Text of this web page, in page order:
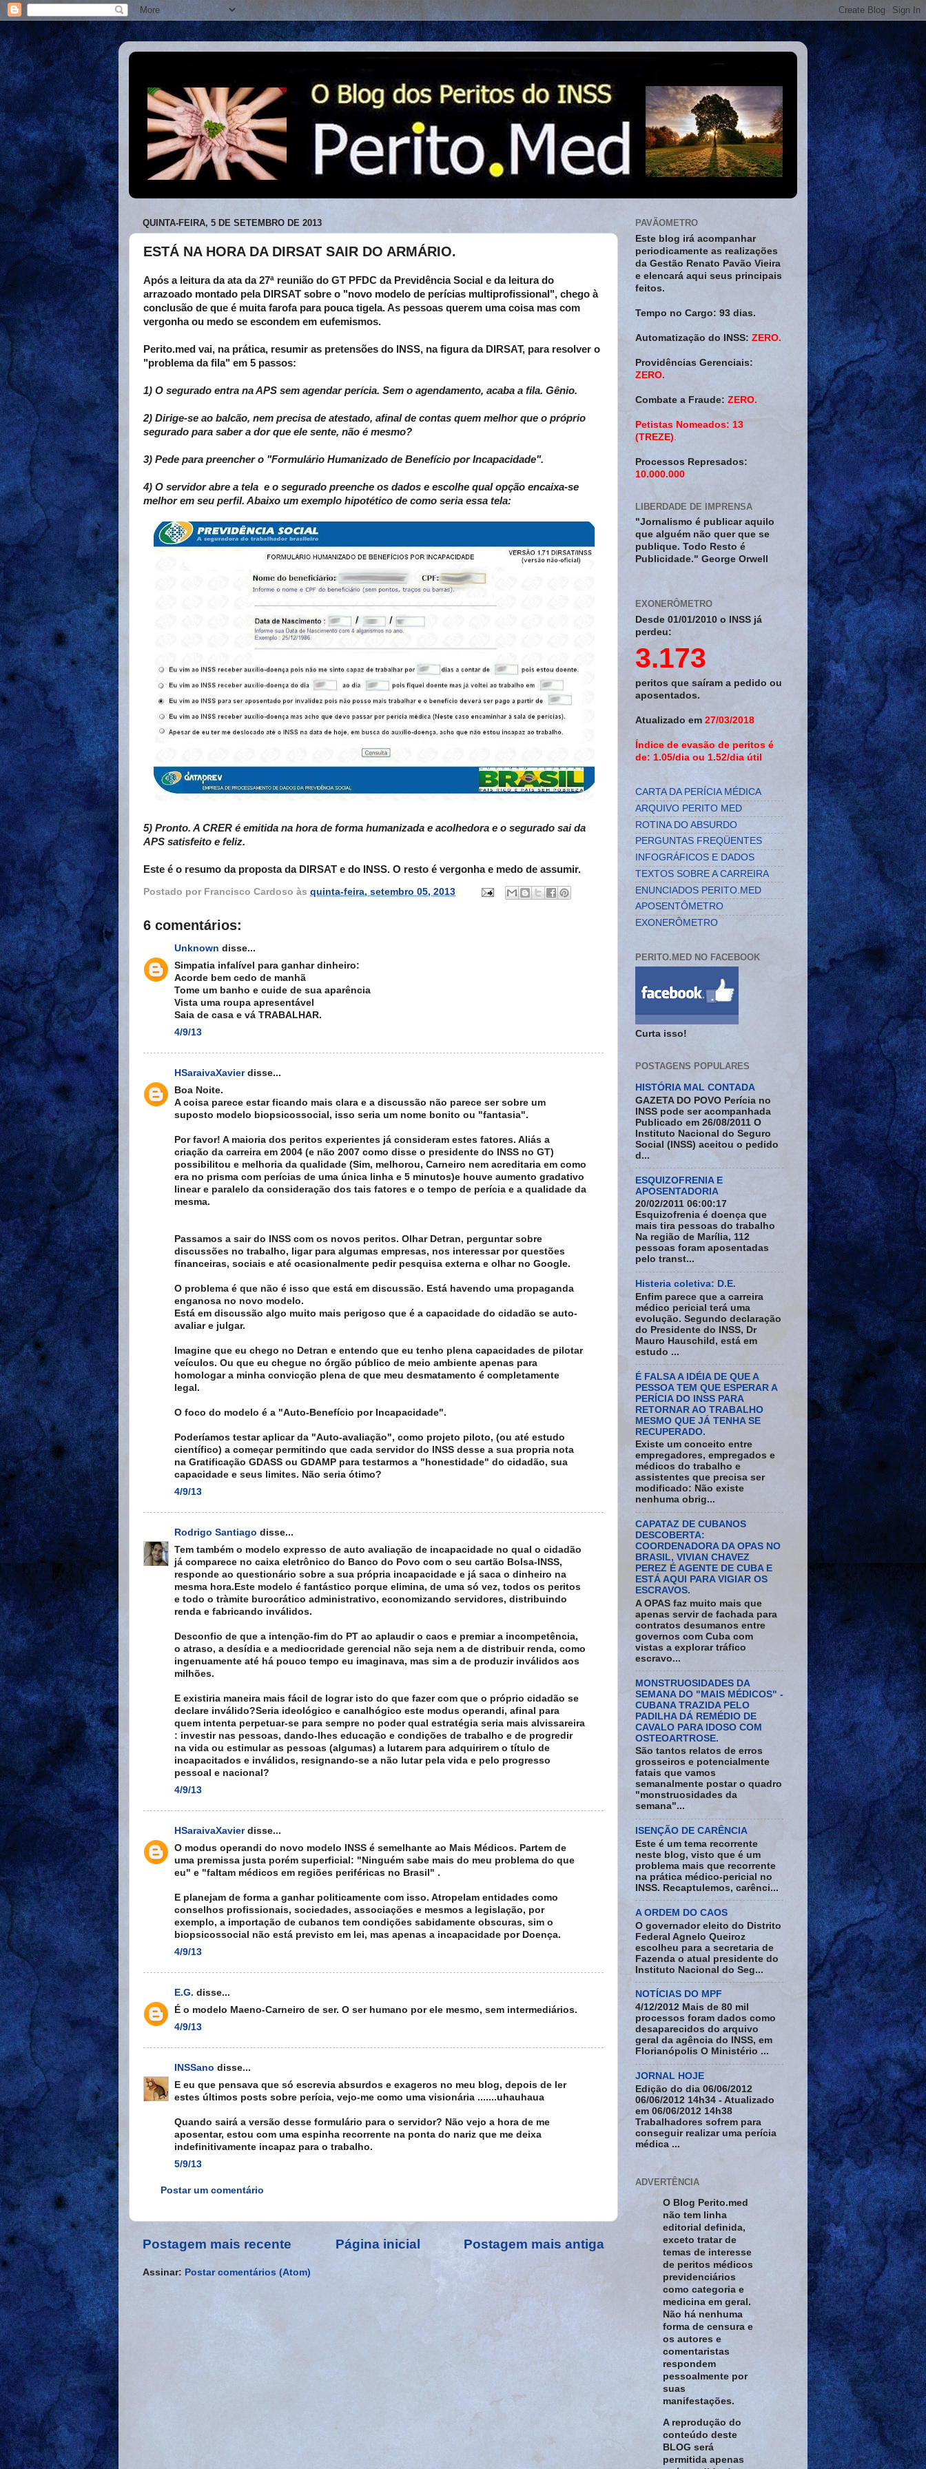
QUINTA-FEIRA, 5 DE SETEMBRO DE 2013
ESTÁ NA HORA DA DIRSAT SAIR DO ARMÁRIO.
Após a leitura da ata da 27ª reunião do GT PFDC da Previdência Social e da leitura do
arrazoado montado pela DIRSAT sobre o "novo modelo de perícias multiprofissional", chego à
conclusão de que é muita farofa para pouca tigela. As pessoas querem uma coisa mas com
vergonha ou medo se escondem em eufemismos.
Perito.med vai, na prática, resumir as pretensões do INSS, na figura da DIRSAT, para resolver o
"problema da fila" em 5 passos:
1) O segurado entra na APS sem agendar perícia. Sem o agendamento, acaba a fila. Gênio.
2) Dirige-se ao balcão, nem precisa de atestado, afinal de contas quem melhor que o próprio
segurado para saber a dor que ele sente, não é mesmo?
3) Pede para preencher o "Formulário Humanizado de Benefício por Incapacidade".
4) O servidor abre a tela e o segurado preenche os dados e escolhe qual opção encaixa-se
melhor em seu perfil. Abaixo um exemplo hipotético de como seria essa tela:
5) Pronto. A CRER é emitida na hora de forma humanizada e acolhedora e o segurado sai da
APS satisfeito e feliz.
Este é o resumo da proposta da DIRSAT e do INSS. O resto é vergonha e medo de assumir.
Postado por Francisco Cardoso às quinta-feira, setembro 05, 2013
6 comentários:
Unknown disse...
Simpatia infalível para ganhar dinheiro:
Acorde bem cedo de manhã
Tome um banho e cuide de sua aparência
Vista uma roupa apresentável
Saia de casa e vá TRABALHAR.
4/9/13
HSaraivaXavierdisse...
Boa Noite.
A coisa parece estar ficando mais clara e a discussão não parece ser sobre um
suposto modelo biopsicossocial, isso seria um nome bonito ou "fantasia".
Por favor! A maioria dos peritos experientes já consideram estes fatores. Aliás a
criação da carreira em 2004 (e não 2007 como disse o presidente do INSS no GT)
possibilitou e melhoria da qualidade (Sim, melhorou, Carneiro nem acreditaria em como
era no prisma com perícias de uma única linha e 5 minutos)e houve aumento gradativo
linear e paralelo da consideração dos tais fatores e o tempo de perícia e a qualidade da
mesma.
Passamos a sair do INSS com os novos peritos. Olhar Detran, perguntar sobre
discussões no trabalho, ligar para algumas empresas, nos interessar por questões
financeiras, sociais e até ocasionalmente pedir pesquisa externa e olhar no Google.
O problema é que não é isso que está em discussão. Está havendo uma propaganda
enganosa no novo modelo.
Está em discussão algo muito mais perigoso que é a capacidade do cidadão se auto-
avaliar e julgar.
Imagine que eu chego no Detran e entendo que eu tenho plena capacidades de pilotar
veículos. Ou que eu chegue no órgão público de meio ambiente apenas para
homologar a minha convicção plena de que meu desmatamento é completamente
legal.
O foco do modelo é a "Auto-Benefício por Incapacidade".
Poderíamos testar aplicar da "Auto-avaliação", como projeto piloto, (ou até estudo
científico) a começar permitindo que cada servidor do INSS desse a sua propria nota
na Gratificação GDASS ou GDAMP para testarmos a "honestidade" do cidadão, sua
capacidade e seus limites. Não seria ótimo?
4/9/13
Rodrigo Santiago disse...
Tem também o modelo expresso de auto avaliação de incapacidade no qual o cidadão
já comparece no caixa eletrônico do Banco do Povo com o seu cartão Bolsa-INSS,
responde ao questionário sobre a sua própria incapacidade e já saca o dinheiro na
mesma hora.Este modelo é fantástico porque elimina, de uma só vez, todos os peritos
e todo o tràmite burocrático administrativo, economizando servidores, distribuindo
renda e fabricando inválidos.
Desconfio de que a intenção-fim do PT ao aplaudir o caos e premiar a incompetência,
o atraso, a desídia e a mediocridade gerencial não seja nem a de distribuir renda, como
ingenuamente até há pouco tempo eu imaginava, mas sim a de produzir inválidos aos
milhões.
E existiria maneira mais fácil de lograr isto do que fazer com que o próprio cidadão se
declare inválido?Seria ideológico e canalhógico este modus operandi, afinal para
quem intenta perpetuar-se para sempre no poder qual estratégia seria mais alvissareira
: investir nas pessoas, dando-lhes educação e condições de trabalho e de progredir
na vida ou estimular as pessoas (algumas) a lutarem para adquirirem o título de
incapacitados e inválidos, resignando-se a não lutar pela vida e pelo progresso
pessoal e nacional?
4/9/13
HSaraivaXavierdisse...
O modus operandi do novo modelo INSS é semelhante ao Mais Médicos. Partem de
uma premissa justa porém superficial: "Ninguém sabe mais do meu problema do que
eu" e "faltam médicos em regiões periféricas no Brasil" .
E planejam de forma a ganhar politicamente com isso. Atropelam entidades como
conselhos profissionais, sociedades, associações e mesmos a legislação, por
exemplo, a importação de cubanos tem condições sabidamente obscuras, sim o
biopsicossocial não está previsto em lei, mas apenas a incapacidade por Doença.
4/9/13
E.G. disse...
É o modelo Maeno-Carneiro de ser. O ser humano por ele mesmo, sem intermediários.
4/9/13
INSSano disse...
E eu que pensava que só escrevia absurdos e exageros no meu blog, depois de ler
estes últimos posts sobre perícia, vejo-me como uma visionária .......uhauhaua
Quando sairá a versão desse formulário para o servidor? Não vejo a hora de me
aposentar, estou com uma espinha recorrente na ponta do nariz que me deixa
indefinitivamente incapaz para o trabalho.
5/9/13
Postar um comentário
Postagem mais recente Postagem mais antiga
Página inicial
Assinar: Postar comentários (Atom)
PAVÃOMETRO
Este blog irá acompanhar
periodicamente as realizações
da Gestão Renato Pavão Vieira
e elencará aqui seus principais
feitos.
Tempo no Cargo: 93 dias.
Automatização do INSS: ZERO.
Providências Gerenciais:
ZERO.
Combate a Fraude: ZERO.
Petistas Nomeados: 13
(TREZE)
Processos Represados:
10.000.000
LIBERDADE DE IMPRENSA
"Jornalismo é publicar aquilo
que alguém não quer que se
publique. Todo Resto é
Publicidade." George Orwell
EXONERÔMETRO
Desde 01/01/2010 o INSS já
perdeu:
3.173
peritos que saíram a pedido ou
aposentados.
Atualizado em 27/03/2018
Índice de evasão de peritos é
de: 1.05/dia ou 1.52/dia útil
CARTA DA PERÍCIA MÉDICA
ARQUIVO PERITO MED
ROTINA DO ABSURDO
PERGUNTAS FREQÜENTES
INFOGRÁFICOS E DADOS
TEXTOS SOBRE A CARREIRA
ENUNCIADOS PERITO.MED
APOSENTÔMETRO
EXONERÔMETRO
PERITO.MED NO FACEBOOK
Curta isso!
POSTAGENS POPULARES
HISTÓRIA MAL CONTADA
GAZETA DO POVO Perícia no
INSS pode ser acompanhada
Publicado em 26/08/2011 O
Instituto Nacional do Seguro
Social (INSS) aceitou o pedido
d...
ESQUIZOFRENIA E
APOSENTADORIA
20/02/2011 06:00:17
Esquizofrenia é doença que
mais tira pessoas do trabalho
Na região de Marília, 112
pessoas foram aposentadas
pelo transt...
Histeria coletiva: D.E.
Enfim parece que a carreira
médico pericial terá uma
evolução. Segundo declaração
do Presidente do INSS, Dr
Mauro Hauschild, está em
estudo ...
É FALSA A IDÉIA DE QUE A
PESSOA TEM QUE ESPERAR A
PERÍCIA DO INSS PARA
RETORNAR AO TRABALHO
MESMO QUE JÁ TENHA SE
RECUPERADO.
Existe um conceito entre
empregadores, empregados e
médicos do trabalho e
assistentes que precisa ser
modificado: Não existe
nenhuma obrig...
CAPATAZ DE CUBANOS
DESCOBERTA:
COORDENADORA DA OPAS NO
BRASIL, VIVIAN CHAVEZ
PEREZ É AGENTE DE CUBA E
ESTÁ AQUI PARA VIGIAR OS
ESCRAVOS.
A OPAS faz muito mais que
apenas servir de fachada para
contratos desumanos entre
governos com Cuba com
vistas a explorar tráfico
escravo...
MONSTRUOSIDADES DA
SEMANA DO "MAIS MÉDICOS" -
CUBANA TRAZIDA PELO
PADILHA DÁ REMÉDIO DE
CAVALO PARA IDOSO COM
OSTEOARTROSE.
São tantos relatos de erros
grosseiros e potencialmente
fatais que vamos
semanalmente postar o quadro
"monstruosidades da
semana"...
ISENÇÃO DE CARÊNCIA
Este é um tema recorrente
neste blog, visto que é um
problema mais que recorrente
na prática médico-pericial no
INSS. Recaptulemos, carênci...
A ORDEM DO CAOS
O governador eleito do Distrito
Federal Agnelo Queiroz
escolheu para a secretaria de
Fazenda o atual presidente do
Instituto Nacional do Seg...
NOTÍCIAS DO MPF
4/12/2012 Mais de 80 mil
processos foram dados como
desaparecidos do arquivo
geral da agência do INSS, em
Florianópolis O Ministério ...
JORNAL HOJE
Edição do dia 06/06/2012
06/06/2012 14h34 - Atualizado
em 06/06/2012 14h38
Trabalhadores sofrem para
conseguir realizar uma perícia
médica ...
ADVERTÊNCIA
O Blog Perito.med
não tem linha
editorial definida,
exceto tratar de
temas de interesse
de peritos médicos
previdenciários
como categoria e
medicina em geral.
Não há nenhuma
forma de censura e
os autores e
comentaristas
respondem
pessoalmente por
suas
manifestações.
A reprodução do
conteúdo deste
BLOG será
permitida apenas